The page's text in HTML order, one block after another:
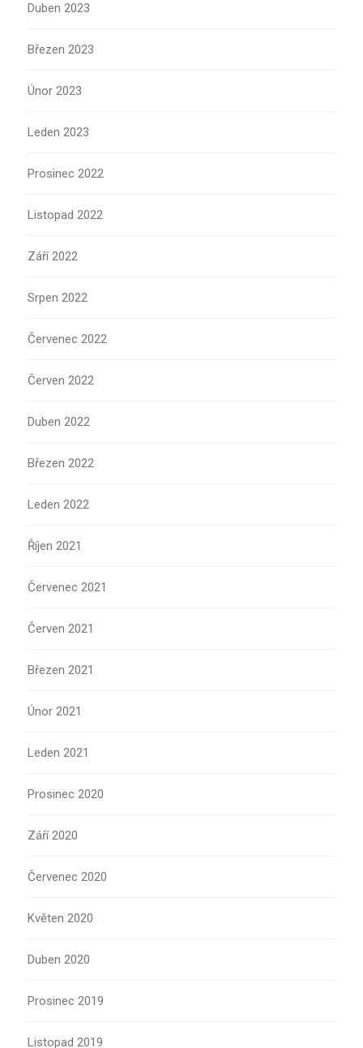
Duben 2023
Březen 2023
Únor 2023
Leden 2023
Prosinec 2022
Listopad 2022
Září 2022
Srpen 2022
Červenec 2022
Červen 2022
Duben 2022
Březen 2022
Leden 2022
Říjen 2021
Červenec 2021
Červen 2021
Březen 2021
Únor 2021
Leden 2021
Prosinec 2020
Září 2020
Červenec 2020
Květen 2020
Duben 2020
Prosinec 2019
Listopad 2019